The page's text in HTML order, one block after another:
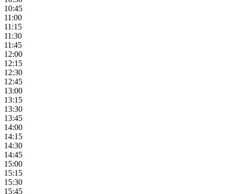
10:45
11:00
11:15
11:30
11:45
12:00
12:15
12:30
12:45
13:00
13:15
13:30
13:45
14:00
14:15
14:30
14:45
15:00
15:15
15:30
15:45